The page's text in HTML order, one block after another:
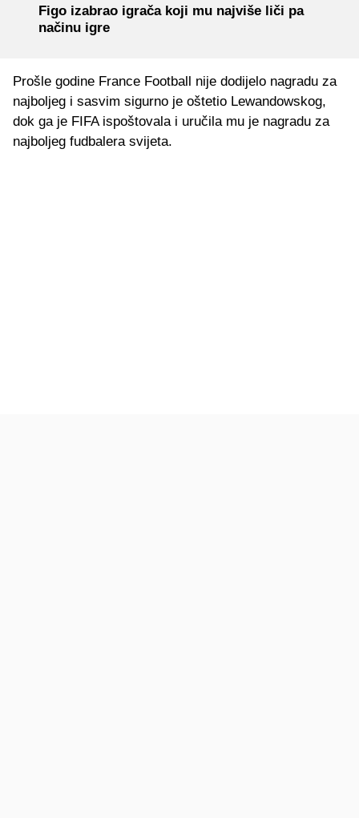
Figo izabrao igrača koji mu najviše liči pa
načinu igre
Prošle godine France Football nije dodijelo nagradu za
najboljeg i sasvim sigurno je oštetio Lewandowskog,
dok ga je FIFA ispoštovala i uručila mu je nagradu za
najboljeg fudbalera svijeta.